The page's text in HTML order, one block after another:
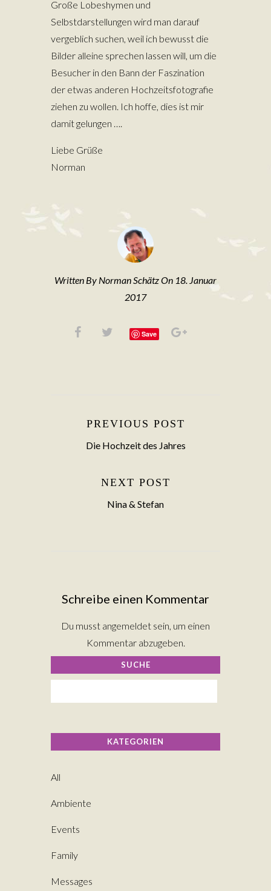
Große Lobeshymen und
Selbstdarstellungen wird man darauf
vergeblich suchen, weil ich bewusst die
Bilder alleine sprechen lassen will, um die
Besucher in den Bann der Faszination
der etwas anderen Hochzeitsfotografie
ziehen zu wollen. Ich hoffe, dies ist mir
damit gelungen ….
Liebe Grüße
Norman
Written By Norman Schätz On 18. Januar
2017
Save
PREVIOUS POST
Die Hochzeit des Jahres
NEXT POST
Nina & Stefan
Schreibe einen Kommentar
Du musst angemeldet sein, um einen
Kommentar abzugeben.
SUCHE
KATEGORIEN
All
Ambiente
Events
Family
Messages